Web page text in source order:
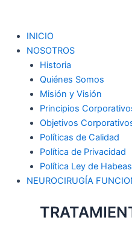
contenido
Main
Menu
INICIO
NOSOTROS
Historia
Quiénes Somos
Misión y Visión
Principios
Objetivos
Políticas de Calidad
Política de Privacidad
Política Ley de
NEUROCIRUGÍA